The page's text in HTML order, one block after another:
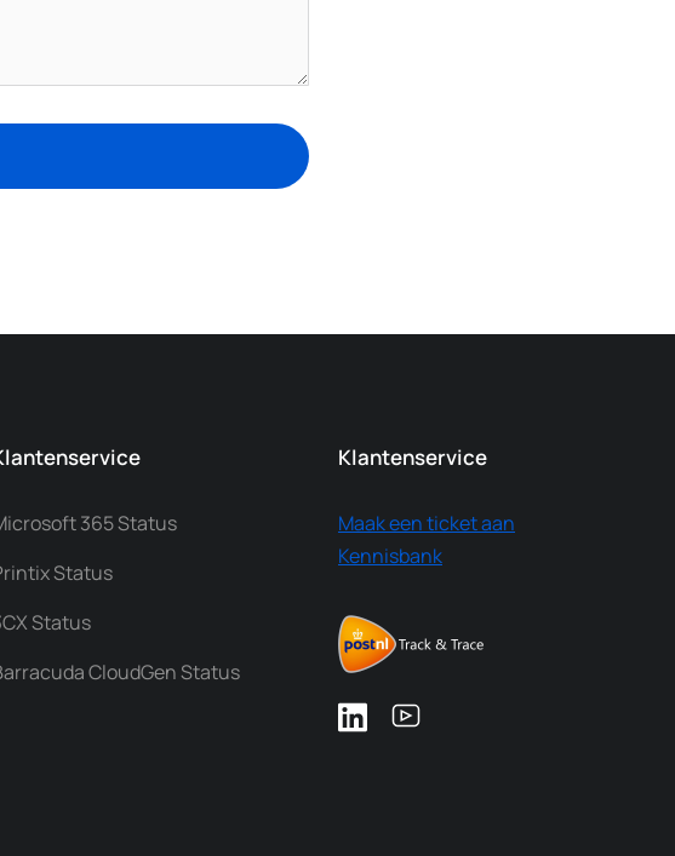
365 Status
Status
Status
CloudGen Status
Klantenservice
Maak een ticket aan
Kennisbank